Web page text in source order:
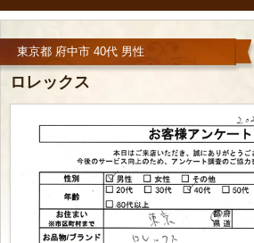
東京都 府中市 40代 男性
ロレックス